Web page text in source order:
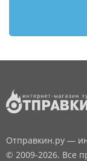
Отправкин.ру —
© 2009-2026. Все